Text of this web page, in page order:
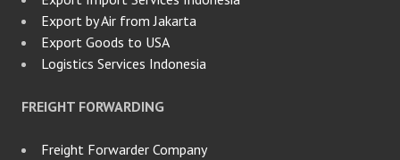
Export by Air from Jakarta
Export Goods to USA
Logistics Services Indonesia
FREIGHT FORWARDING
Freight Forwarder Company